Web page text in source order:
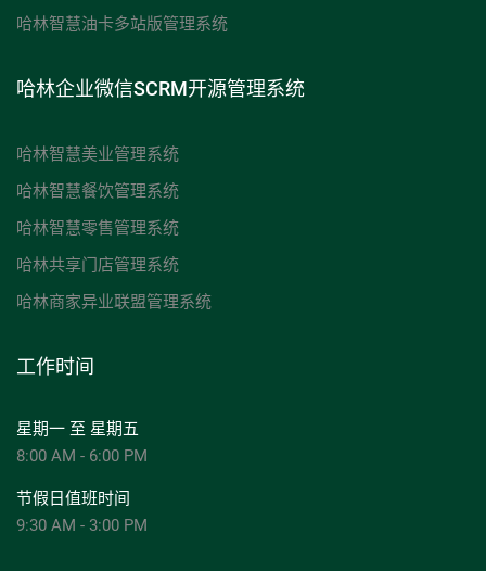
哈林智慧油卡多站版管理系统
哈林企业微信SCRM开源管理系统
哈林智慧美业管理系统
哈林智慧餐饮管理系统
哈林智慧零售管理系统
哈林共享门店管理系统
哈林商家异业联盟管理系统
工作时间
星期一 至 星期五
8:00 AM - 6:00 PM
节假日值班时间
9:30 AM - 3:00 PM